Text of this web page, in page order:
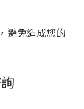
避免造成您的